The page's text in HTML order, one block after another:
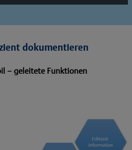
dokumentieren
– geleitete Funktionen